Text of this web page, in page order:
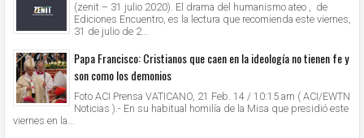
(zenit – 31 julio 2020). El drama del humanismo ateo , de
Ediciones Encuentro, es la lectura que recomienda este viernes,
31 de julio de 2...
Papa Francisco: Cristianos que caen en la ideología no tienen fe y
son como los demonios
Foto ACI Prensa VATICANO, 21 Feb. 14 / 10:15 am ( ACI/EWTN
Noticias ).- En su habitual homilía de la Misa que presidió este
viernes en la...